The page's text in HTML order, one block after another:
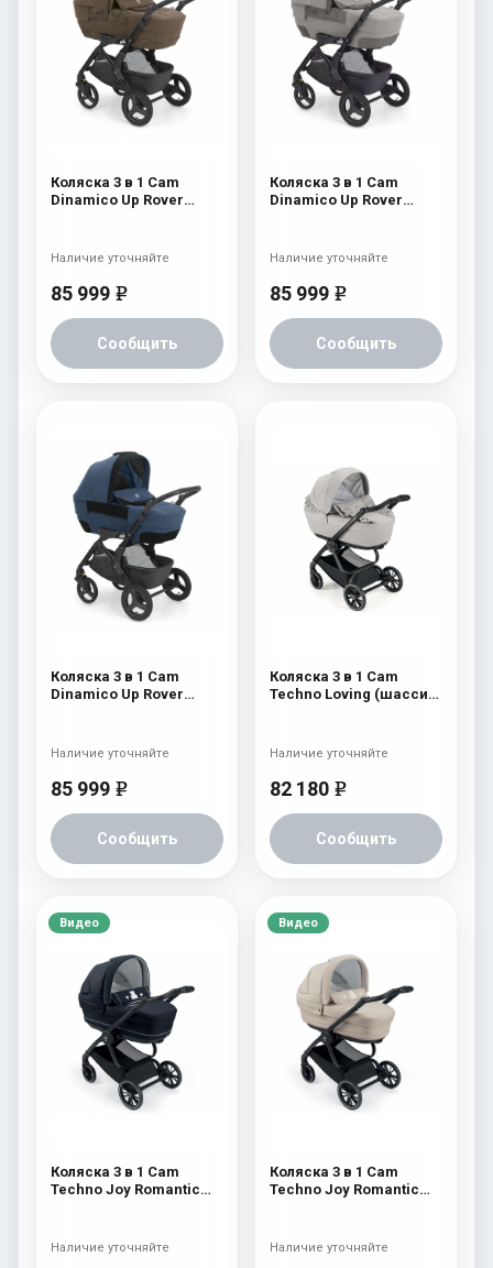
Коляска 3 в 1 Cam
Dinamico Up Rover
85 999 e
Сообщить
Наличие уточняйте
Коляска 3 в 1 Cam
Dinamico Up Rover
85 999 e
Сообщить
Наличие уточняйте
Коляска 3 в 1 Cam
Dinamico Up Rover
85 999 e
Сообщить
Наличие уточняйте
Коляска 3 в 1 Cam
Techno Loving (шасси
82 180 e
Сообщить
Наличие уточняйте
Видео
Коляска 3 в 1 Cam
Techno Joy Romantic
Наличие уточняйте
Видео
Коляска 3 в 1 Cam
Techno Joy Romantic
Наличие уточняйте